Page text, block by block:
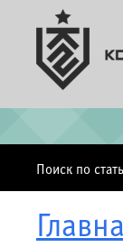
Поиск по